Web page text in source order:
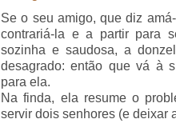
Se o seu amigo, que diz
contrariá-la e a partir para
sozinha e saudosa, a
desagrado: então que vá à
para ela.
Na finda, ela resume o
servir dois senhores (e deixar